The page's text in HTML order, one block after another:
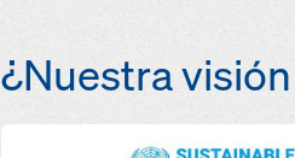
¿Nuestra